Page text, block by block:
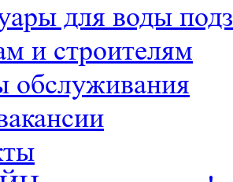
для воды
и строителям
обслуживания